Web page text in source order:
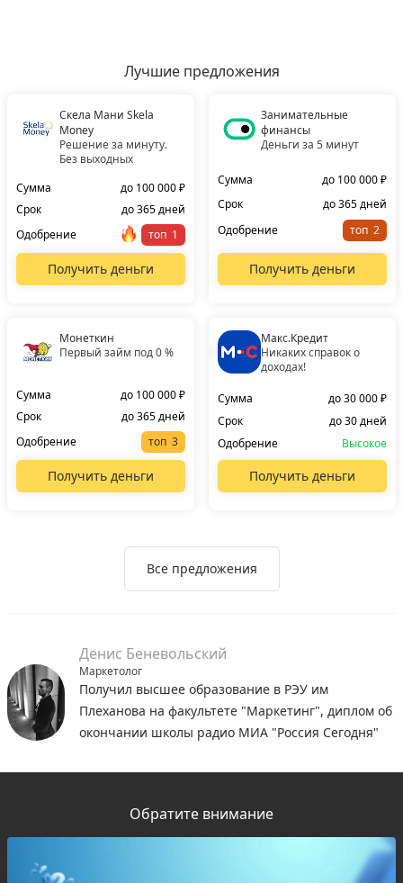
Лучшие предложения
Скела Мани Skela
Money
Решение за минуту.
Без выходных
Сумма
до 100 000 ₽
Срок
до 365 дней
Одобрение
топ
Получить деньги
Занимательные
финансы
Деньги за 5 минут
Сумма
до 100 000 ₽
Срок
до 365 дней
Одобрение
топ
Получить деньги
Монеткин
Первый займ под 0 %
Сумма
до 100 000 ₽
Срок
до 365 дней
Одобрение
топ
Получить деньги
Макс.Кредит
Никаких справок о
доходах!
Сумма
до 30 000 ₽
Срок
до 30 дней
Одобрение
Высокое
Получить деньги
Все предложения
Денис Беневольский
Маркетолог
Получил высшее образование в РЭУ им
Плеханова на факультете "Маркетинг", диплом об
окончании школы радио МИА "Россия Сегодня"
Обратите внимание